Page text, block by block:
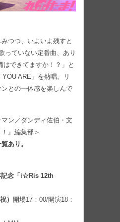
つつ、いよいよ残すと
っていない定番曲、あり
はできてますか！？」と
ARE」を熱唱。リ
との一体感を楽しんで
ン／ダンディ佐伯・文
』編集部＞
あり。
念「i☆Ris 12th
） 開場17：00/開演18：